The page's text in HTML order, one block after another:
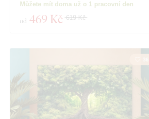
Hloubka
Můžete mít doma už o 1 pracovní den
od 469 Kč 619 Kč